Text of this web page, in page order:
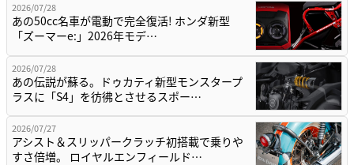
2026/07/28
あの50cc名車が電動で完全復活! ホンダ新型
「ズーマーe:」2026年モデ…
2026/07/28
あの伝説が蘇る。ドゥカティ新型モンスタープ
ラスに「S4」を彷彿とさせるスポー…
2026/07/27
アシスト＆スリッパークラッチ初搭載で乗りや
すさ倍増。 ロイヤルエンフィールド…